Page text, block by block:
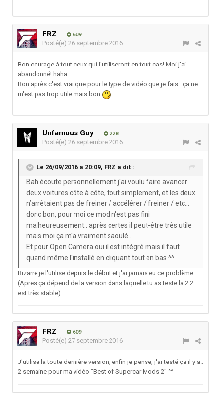
FRZ 609
Posté(e) 26 septembre 2016
Bon courage à tout ceux qui l'utiliseront en tout cas! Moi j'ai
abandonné! haha
Bon après c'est vrai que pour le type de vidéo que je fais.. ça ne
m'est pas trop utile mais bon
Unfamous Guy 228
Posté(e) 26 septembre 2016
Le 26/09/2016 à 20:09, FRZ a dit :
Bah écoute personnellement j'ai voulu faire avancer
deux voitures côte à côte, tout simplement, et les deux
n’arrêtaient pas de freiner / accélérer / freiner / etc...
donc bon, pour moi ce mod n'est pas fini
malheureusement.. après certes il peut-être très utile
mais moi ça m'a vraiment saoulé..
Et pour Open Camera oui il est intégré mais il faut
quand même l'installé en cliquant tout en bas ^^
Bizarre je l'utilise depuis le début et j'ai jamais eu ce problème
(Apres ça dépend de la version dans laquelle tu as teste la 2.2
est très stable)
FRZ 609
Posté(e) 27 septembre 2016
J'utilise la toute dernière version, enfin je pense, j'ai testé ça il y a..
2 semaine pour ma vidéo "Best of Supercar Mods 2" ^^